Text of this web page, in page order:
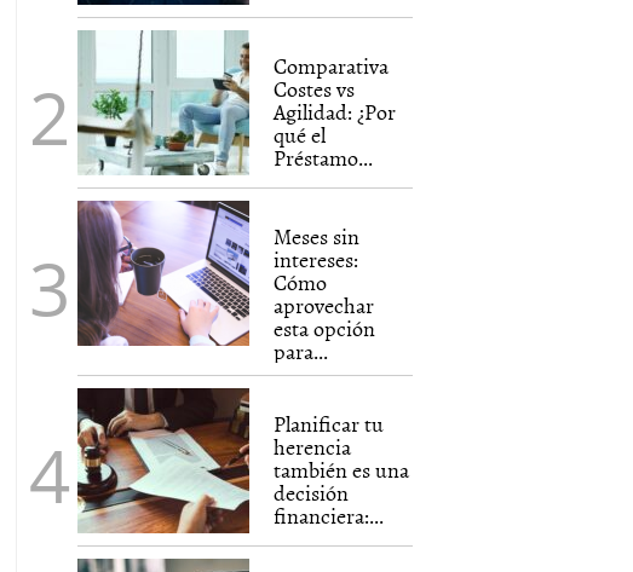
Comparativa
Costes vs
Agilidad: ¿Por
qué el
Préstamo...
Meses sin
intereses:
Cómo
aprovechar
esta opción
para...
Planificar tu
herencia
también es una
decisión
financiera:...